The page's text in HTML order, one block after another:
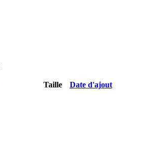
Taille
Date d'ajout